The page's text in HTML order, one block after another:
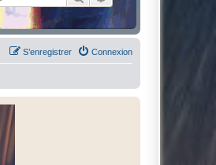
Connexion
S’enregistrer